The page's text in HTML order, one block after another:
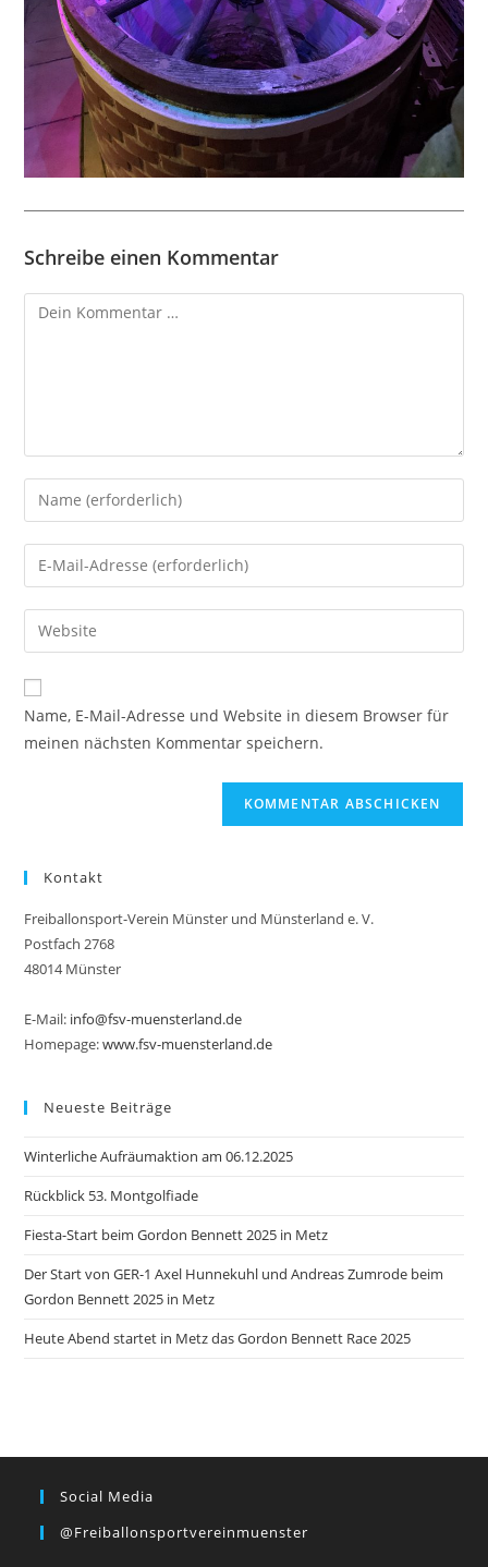
Schreibe einen Kommentar
Kommentar
Gib
deinen
Namen
oder
zum
Kommentieren
ein
Gib
deine
E-
Mail-
zum
Kommentieren
ein
Gib
deine
Website-
URL
Name, E-Mail-Adresse und Website in diesem Browser für
meinen nächsten Kommentar speichern.
Kontakt
Freiballonsport-Verein Münster und Münsterland e. V.
Postfach 2768
48014 Münster
E-Mail: info@fsv-muensterland.de
Homepage:www.fsv-muensterland.de
Neueste Beiträge
Winterliche Aufräumaktion am 06.12.2025
Rückblick 53. Montgolfiade
Fiesta-Start beim Gordon Bennett 2025 in Metz
Der Start von GER-1 Axel Hunnekuhl und Andreas Zumrode beim
Gordon Bennett 2025 in Metz
Heute Abend startet in Metz das Gordon Bennett Race 2025
Social Media
@freiballonsportvereinmuenster